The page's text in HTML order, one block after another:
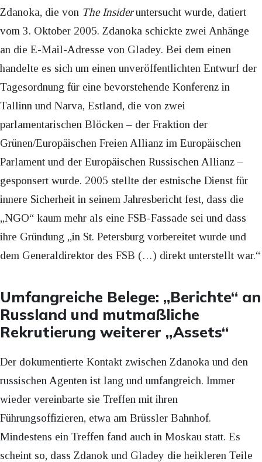
Zdanoka, die von The Insideruntersucht wurde, datiert
vom 3. Oktober 2005. Zdanoka schickte zwei Anhänge
an die E-Mail-Adresse von Gladey. Bei dem einen
handelte es sich um einen unveröffentlichten Entwurf der
Tagesordnung für eine bevorstehende Konferenz in
Tallinn und Narva, Estland, die von zwei
parlamentarischen Blöcken – der Fraktion der
Grünen/Europäischen Freien Allianz im Europäischen
Parlament und der Europäischen Russischen Allianz –
gesponsert wurde. 2005 stellte der estnische Dienst für
innere Sicherheit in seinem Jahresbericht fest, dass die
„NGO“ kaum mehr als eine FSB-Fassade sei und dass
ihre Gründung „in St. Petersburg vorbereitet wurde und
dem Generaldirektor des FSB (…) direkt unterstellt war.“
Umfangreiche Belege: „Berichte“ an
Russland und mutmaßliche
Rekrutierung weiterer „Assets“
Der dokumentierte Kontakt zwischen Zdanoka und den
russischen Agenten ist lang und umfangreich. Immer
wieder vereinbarte sie Treffen mit ihren
Führungsoffizieren, etwa am Brüssler Bahnhof.
Mindestens ein Treffen fand auch in Moskau statt. Es
scheint so, dass Zdanok und Gladey die heikleren Teile